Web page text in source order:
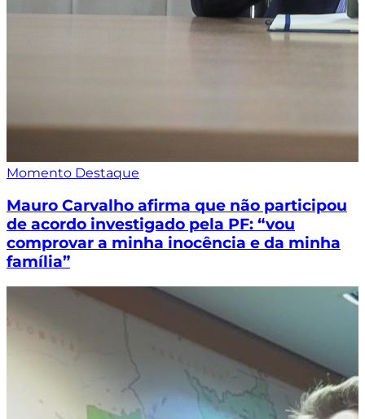
Momento Destaque
Mauro Carvalho afirma que não participou
de acordo investigado pela PF: “vou
comprovar a minha inocência e da minha
família”